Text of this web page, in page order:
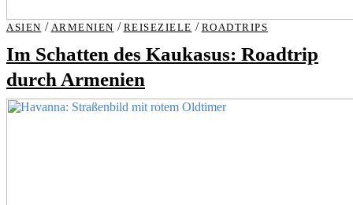
ASIEN / ARMENIEN / REISEZIELE / ROADTRIPS
Im Schatten des Kaukasus: Roadtrip
durch Armenien